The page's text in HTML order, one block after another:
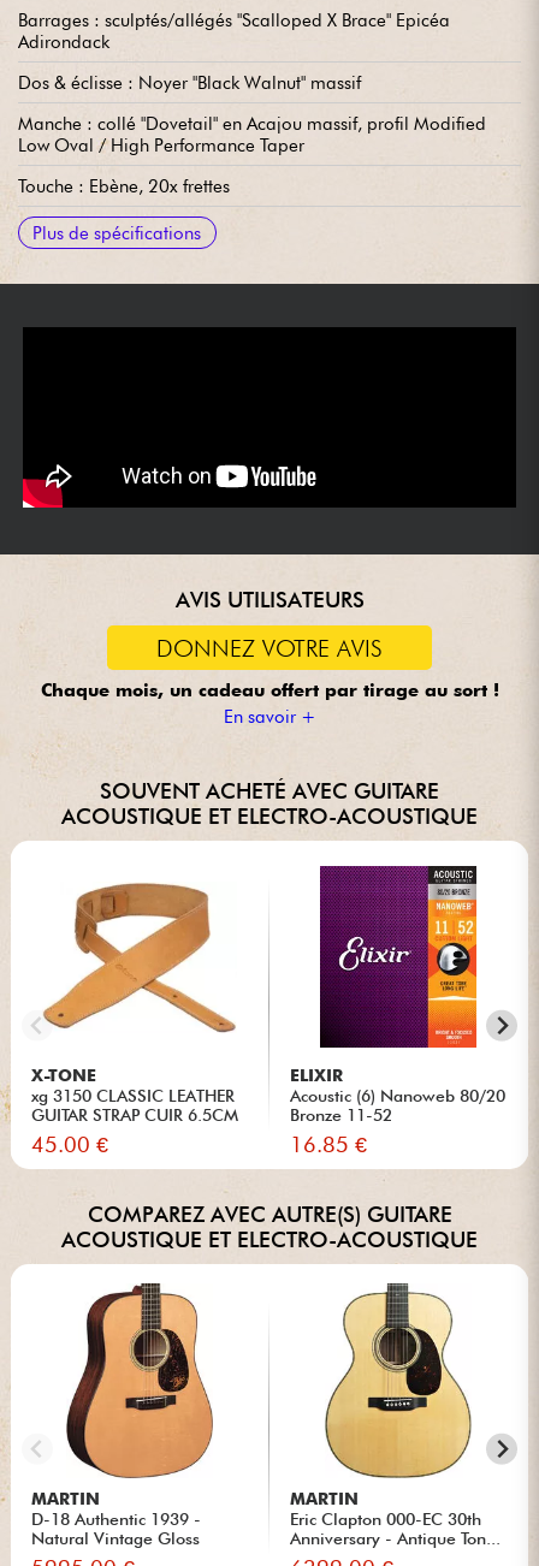
Barrages : sculptés/allégés "Scalloped X Brace" Epicéa
Adirondack
Dos & éclisse : Noyer "Black Walnut" massif
Manche : collé "Dovetail" en Acajou massif, profil Modified
Low Oval / High Performance Taper
Touche : Ebène, 20x frettes
Diapason : 24.9"
Radius : 16"
Largeur manche 1e frette : 1.3/4''' ~ 4,445 cm
Largeur manche 12e frette : 2.1/8'' ~ 5,40 cm
Chevalet : Ebène
Mécaniques : Grover Gold V97-18GA StaTite 18:1 Vintage
Button
Vendue avec : étui Martin
Plus de spécifications
AVIS UTILISATEURS
DONNEZ VOTRE AVIS
Chaque mois, un cadeau offert par tirage au sort !
En savoir +
SOUVENT ACHETÉ AVEC GUITARE
ACOUSTIQUE ET ELECTRO-ACOUSTIQUE
X-TONE
xg 3150 CLASSIC LEATHER
GUITAR STRAP CUIR 6.5CM
BR...
45.00 €
ELIXIR
Acoustic (6) Nanoweb 80/20
Bronze 11-52
16.85 €
COMPAREZ AVEC AUTRE(S) GUITARE
ACOUSTIQUE ET ELECTRO-ACOUSTIQUE
MARTIN
D-18 Authentic 1939 -
Natural Vintage Gloss
MARTIN
Eric Clapton 000-EC 30th
Anniversary - Antique Ton...